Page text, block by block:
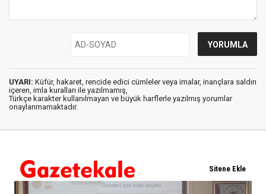
UYARI: Küfür, hakaret, rencide edici cümleler veya imalar, inançlara saldırı
içeren, imla kuralları ile yazılmamış,
Türkçe karakter kullanılmayan ve büyük harflerle yazılmış yorumlar
onaylanmamaktadır.